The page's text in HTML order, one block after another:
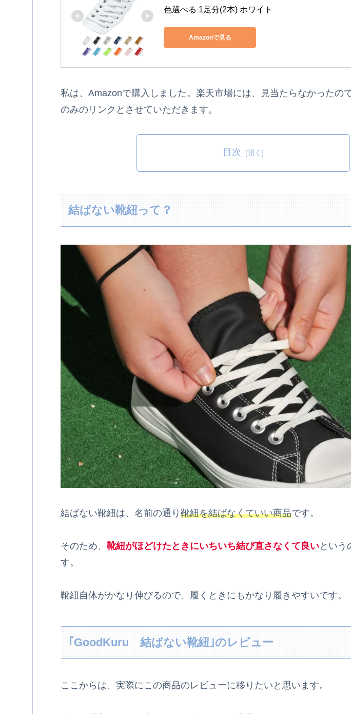
色選べる 1足分(2本) ホワイト
Amazonで見る
私は、Amazonで購入しました。楽天市場には、見当たらなかったの
のみのリンクとさせていただきます。
目次
結ばない靴紐って？
結ばない靴紐は、名前の通り 靴紐を結ばなくていい商品です。
そのため、 靴紐がほどけたときにいちいち結び直さなくて良いという
す。
靴紐自体がかなり伸びるので、履くときにもかなり履きやすいです。
｢GoodKuru 結ばない靴紐｣のレビュー
ここからは、実際にこの商品のレビューに移りたいと思います。